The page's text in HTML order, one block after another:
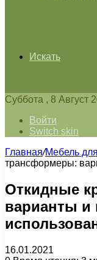
Искать
Суббота , 8 Август
Войти
Switch skin
Главная/Мебель
трансформеры:
Откидные
варианты и
16.01.2021